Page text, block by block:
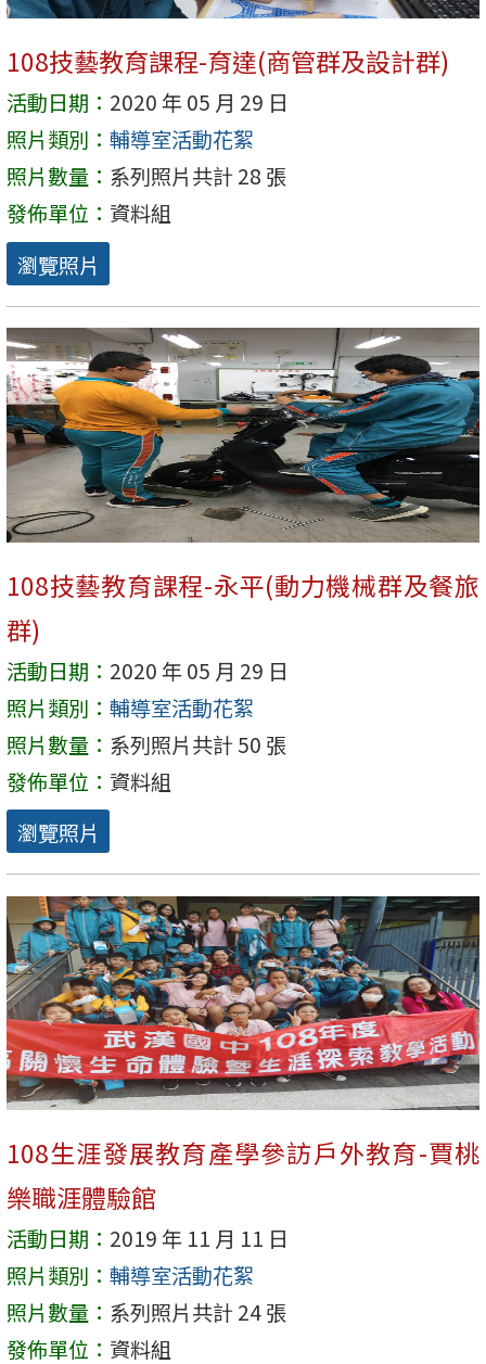
108技藝教育課程-育達(商管群及設計群)
活動日期： 2020 年 05 月 29 日
照片類別： 輔導室活動花絮
照片數量： 系列照片共計 28 張
發佈單位： 資料組
瀏覽照片
108技藝教育課程-永平(動力機械群及餐旅
群)
活動日期： 2020 年 05 月 29 日
照片類別： 輔導室活動花絮
照片數量： 系列照片共計 50 張
發佈單位： 資料組
瀏覽照片
108生涯發展教育產學參訪戶外教育-賈桃
樂職涯體驗館
活動日期： 2019 年 11 月 11 日
照片類別： 輔導室活動花絮
照片數量： 系列照片共計 24 張
發佈單位： 資料組